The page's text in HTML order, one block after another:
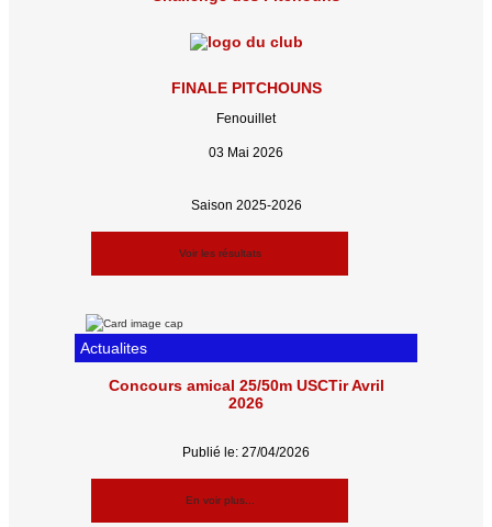
FINALE PITCHOUNS
Fenouillet
03 Mai 2026
Saison 2025-2026
Voir les résultats
Actualites
Concours amical 25/50m USCTir Avril
2026
Publié le: 27/04/2026
En voir plus...